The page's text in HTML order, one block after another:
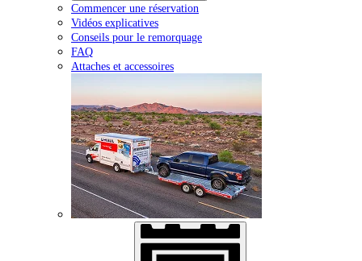
Commencer une réservation
Vidéos explicatives
Conseils pour le remorquage
FAQ
Attaches et accessoires